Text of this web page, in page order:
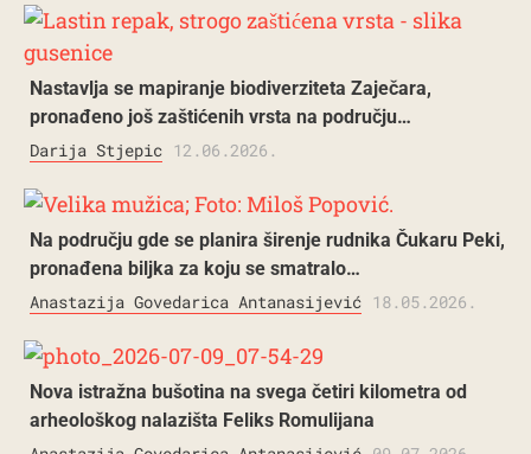
Nastavlja se mapiranje biodiverziteta Zaječara,
pronađeno još zaštićenih vrsta na području…
Darija Stjepic 12.06.2026.
Na području gde se planira širenje rudnika Čukaru Peki,
pronađena biljka za koju se smatralo…
Anastazija Govedarica Antanasijević 18.05.2026.
Nova istražna bušotina na svega četiri kilometra od
arheološkog nalazišta Feliks Romulijana